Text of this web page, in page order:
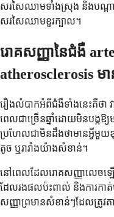
សរសៃឈាមទាំងស្រុង និងបណ្តា
សរសៃឈាមខួរក្បាល។
រោគសញ្ញានៃជំងឺ
atherosclerosis មាន
រឿងលំបាកអំពីជំងឺទាំងនេះគឺថា
ពេលជាច្រើនឆ្នាំដោយមិនបង្ក
ប្រហែលជាមិនដឹងថាមានអ្វីមួ
តូច ឬរារាំងយ៉ាងសំខាន់។
នៅពេលដែលរោគសញ្ញាលេច
ដែលរងផលប៉ះពាល់ និងការកាត់
សញ្ញាព្រមានសំខាន់ៗដែលត្រូវត